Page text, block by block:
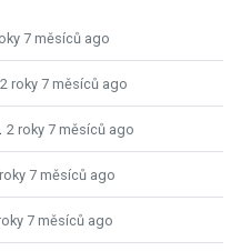
7 měsíců ago
2 roky 7 měsíců ago
2 roky 7 měsíců ago
7 měsíců ago
7 měsíců ago